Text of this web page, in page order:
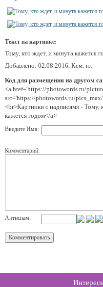
Текст на картинке:
Тому, кто ждет, и минута кажется
Добавлено: 02.08.2016, Кем: ю.
Код для размещения на другом
<a href='https://photowords.ru/
src='https://photowords.ru/
<br>Картинки с надписями - Тому,
кажется годом</a>
Введите Имя:
Комментарий:
Антиспам: